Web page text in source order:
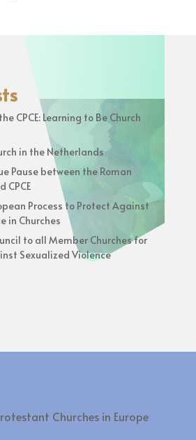
CPCE: Learning to Be Church
in the Netherlands
Pause between the Roman
CPCE
Process to Protect Against
in Churches
to all Member Churches for
Sexualized Violence
Churches in Europe